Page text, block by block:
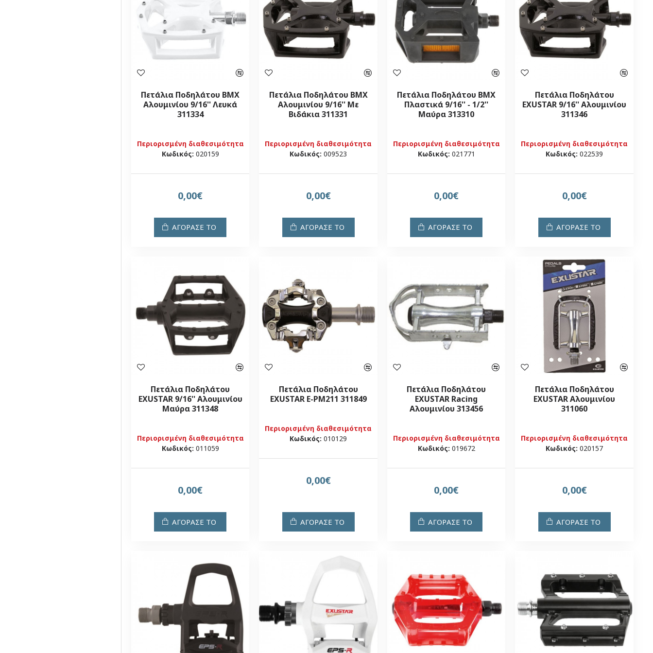
Περιορισμένη διαθεσιμότητα
Κωδικός: 020159
Πετάλια Ποδηλάτου BMX
Αλουμινίου 9/16'' Λευκά
311334
0,00€
ΑΓΟΡΑΣΕ ΤΟ
Περιορισμένη διαθεσιμότητα
Κωδικός: 009523
Πετάλια Ποδηλάτου BMX
Αλουμινίου 9/16'' Με
Βιδάκια 311331
0,00€
ΑΓΟΡΑΣΕ ΤΟ
Περιορισμένη διαθεσιμότητα
Κωδικός: 021771
Πετάλια Ποδηλάτου BMX
Πλαστικά 9/16'' - 1/2''
Μαύρα 313310
0,00€
ΑΓΟΡΑΣΕ ΤΟ
Περιορισμένη διαθεσιμότητα
Κωδικός: 022539
Πετάλια Ποδηλάτου
EXUSTAR 9/16'' Αλουμινίου
311346
0,00€
ΑΓΟΡΑΣΕ ΤΟ
Περιορισμένη διαθεσιμότητα
Κωδικός: 011059
Πετάλια Ποδηλάτου
EXUSTAR 9/16'' Αλουμινίου
Μαύρα 311348
0,00€
ΑΓΟΡΑΣΕ ΤΟ
Περιορισμένη διαθεσιμότητα
Κωδικός: 010129
Πετάλια Ποδηλάτου
EXUSTAR E-PM211 311849
0,00€
ΑΓΟΡΑΣΕ ΤΟ
Περιορισμένη διαθεσιμότητα
Κωδικός: 019672
Πετάλια Ποδηλάτου
EXUSTAR Racing
Αλουμινίου 313456
0,00€
ΑΓΟΡΑΣΕ ΤΟ
Περιορισμένη διαθεσιμότητα
Κωδικός: 020157
Πετάλια Ποδηλάτου
EXUSTAR Αλουμινίου
311060
0,00€
ΑΓΟΡΑΣΕ ΤΟ